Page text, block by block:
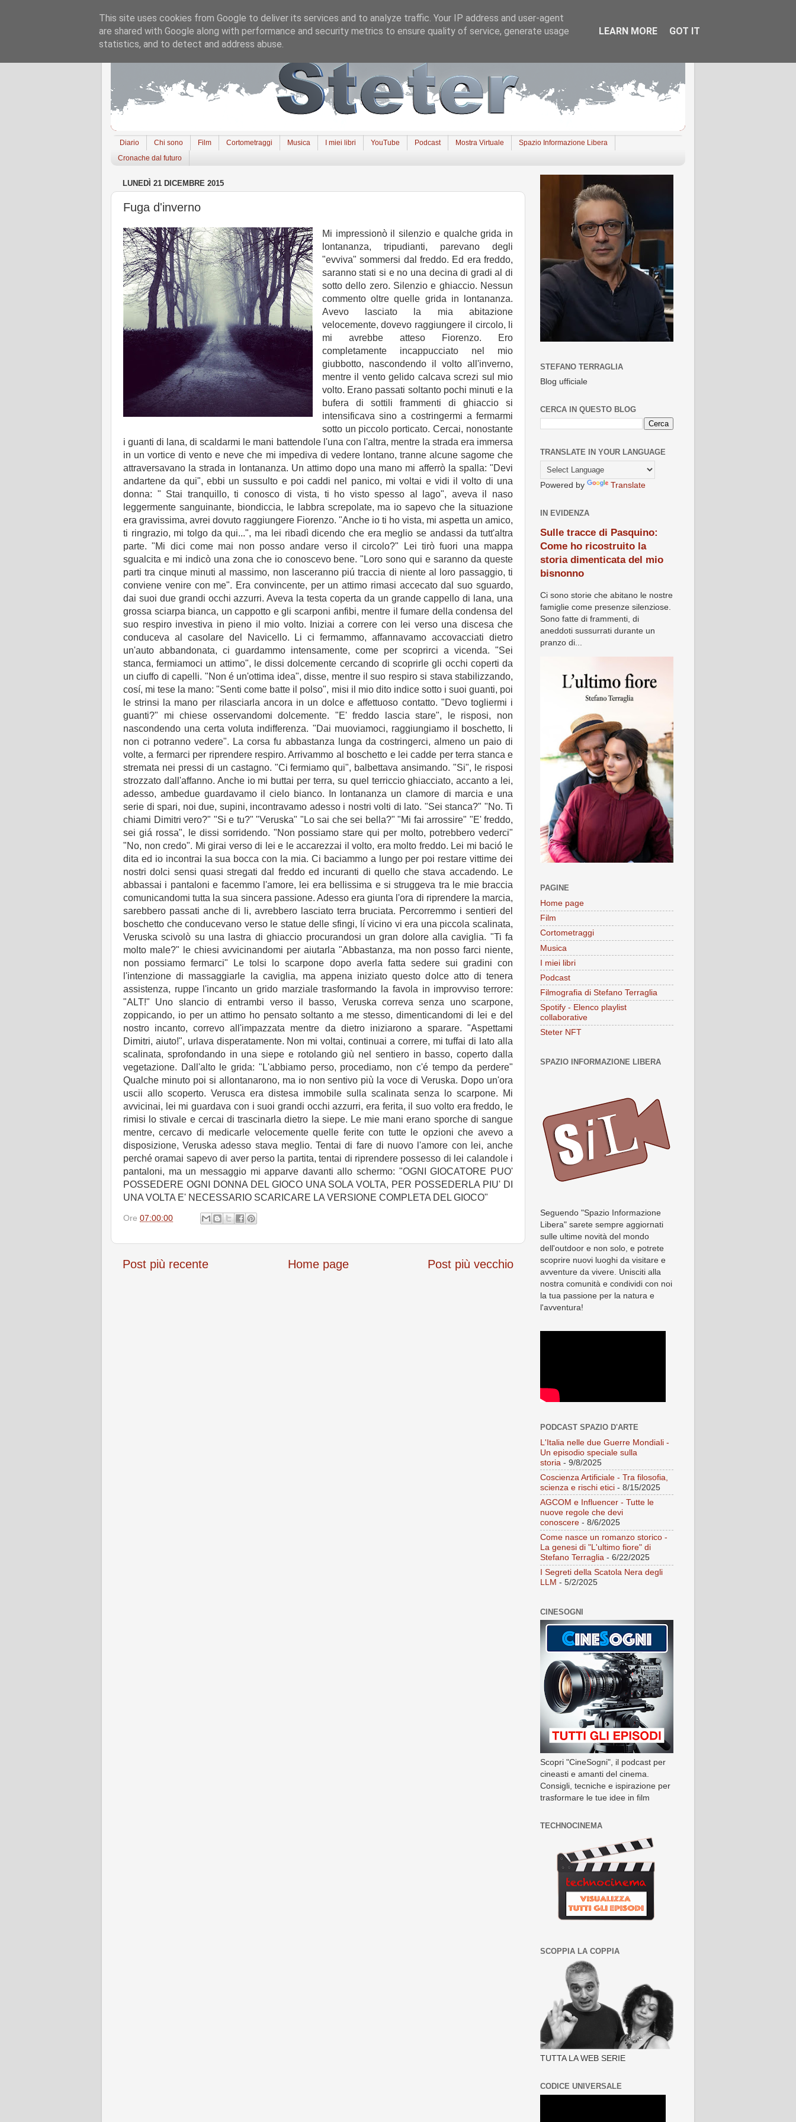
Diario Chi sono Film Cortometraggi Musica I miei libri YouTube Podcast Mostra Virtuale
Spazio Informazione Libera
Cronache dal futuro
LUNEDÌ 21 DICEMBRE 2015
Fuga d'inverno
Mi impressionò il silenzio e qualche grida in
lontananza, tripudianti, parevano degli
"evviva" sommersi dal freddo. Ed era freddo,
saranno stati si e no una decina di gradi al di
sotto dello zero. Silenzio e ghiaccio. Nessun
commento oltre quelle grida in lontananza.
Avevo lasciato la mia abitazione
velocemente, dovevo raggiungere il circolo, li
mi avrebbe atteso Fiorenzo. Ero
completamente incappucciato nel mio
giubbotto, nascondendo il volto all'inverno,
mentre il vento gelido calcava screzi sul mio
volto. Erano passati soltanto pochi minuti e la
bufera di sottili frammenti di ghiaccio si
intensificava sino a costringermi a fermarmi
sotto un piccolo porticato. Cercai, nonostante
i guanti di lana, di scaldarmi le mani battendole l'una con l'altra, mentre la strada era immersa
in un vortice di vento e neve che mi impediva di vedere lontano, tranne alcune sagome che
attraversavano la strada in lontananza. Un attimo dopo una mano mi afferrò la spalla: "Devi
andartene da qui", ebbi un sussulto e poi caddi nel panico, mi voltai e vidi il volto di una
donna: " Stai tranquillo, ti conosco di vista, ti ho visto spesso al lago", aveva il naso
leggermente sanguinante, biondiccia, le labbra screpolate, ma io sapevo che la situazione
era gravissima, avrei dovuto raggiungere Fiorenzo. "Anche io ti ho vista, mi aspetta un amico,
ti ringrazio, mi tolgo da qui...", ma lei ribadì dicendo che era meglio se andassi da tutt'altra
parte. "Mi dici come mai non posso andare verso il circolo?" Lei tirò fuori una mappa
sgualcita e mi indicò una zona che io conoscevo bene. "Loro sono qui e saranno da queste
parti tra cinque minuti al massimo, non lasceranno piú traccia di niente al loro passaggio, ti
conviene venire con me". Era convincente, per un attimo rimasi accecato dal suo sguardo,
dai suoi due grandi occhi azzurri. Aveva la testa coperta da un grande cappello di lana, una
grossa sciarpa bianca, un cappotto e gli scarponi anfibi, mentre il fumare della condensa del
suo respiro investiva in pieno il mio volto. Iniziai a correre con lei verso una discesa che
conduceva al casolare del Navicello. Li ci fermammo, affannavamo accovacciati dietro
un'auto abbandonata, ci guardammo intensamente, come per scoprirci a vicenda. "Sei
stanca, fermiamoci un attimo", le dissi dolcemente cercando di scoprirle gli occhi coperti da
un ciuffo di capelli. "Non é un'ottima idea", disse, mentre il suo respiro si stava stabilizzando,
cosí, mi tese la mano: "Senti come batte il polso", misi il mio dito indice sotto i suoi guanti, poi
le strinsi la mano per rilasciarla ancora in un dolce e affettuoso contatto. "Devo togliermi i
guanti?" mi chiese osservandomi dolcemente. "E' freddo lascia stare", le risposi, non
nascondendo una certa voluta indifferenza. "Dai muoviamoci, raggiungiamo il boschetto, li
non ci potranno vedere". La corsa fu abbastanza lunga da costringerci, almeno un paio di
volte, a fermarci per riprendere respiro. Arrivammo al boschetto e lei cadde per terra stanca e
stremata nei pressi di un castagno. "Ci fermiamo qui", balbettava ansimando. "Si", le risposi
strozzato dall'affanno. Anche io mi buttai per terra, su quel terriccio ghiacciato, accanto a lei,
adesso, ambedue guardavamo il cielo bianco. In lontananza un clamore di marcia e una
serie di spari, noi due, supini, incontravamo adesso i nostri volti di lato. "Sei stanca?" "No. Ti
chiami Dimitri vero?" "Si e tu?" "Veruska" "Lo sai che sei bella?" "Mi fai arrossire" "E' freddo,
sei giá rossa", le dissi sorridendo. "Non possiamo stare qui per molto, potrebbero vederci"
"No, non credo". Mi girai verso di lei e le accarezzai il volto, era molto freddo. Lei mi bació le
dita ed io incontrai la sua bocca con la mia. Ci baciammo a lungo per poi restare vittime dei
nostri dolci sensi quasi stregati dal freddo ed incuranti di quello che stava accadendo. Le
abbassai i pantaloni e facemmo l'amore, lei era bellissima e si struggeva tra le mie braccia
comunicandomi tutta la sua sincera passione. Adesso era giunta l'ora di riprendere la marcia,
sarebbero passati anche di li, avrebbero lasciato terra bruciata. Percorremmo i sentieri del
boschetto che conducevano verso le statue delle sfingi, lí vicino vi era una piccola scalinata,
Veruska scivolò su una lastra di ghiaccio procurandosi un gran dolore alla caviglia. "Ti fa
molto male?" le chiesi avvicinandomi per aiutarla "Abbastanza, ma non posso farci niente,
non possiamo fermarci" Le tolsi lo scarpone dopo averla fatta sedere sui gradini con
l'intenzione di massaggiarle la caviglia, ma appena iniziato questo dolce atto di tenera
assistenza, ruppe l'incanto un grido marziale trasformando la favola in improvviso terrore:
"ALT!" Uno slancio di entrambi verso il basso, Veruska correva senza uno scarpone,
zoppicando, io per un attimo ho pensato soltanto a me stesso, dimenticandomi di lei e del
nostro incanto, correvo all'impazzata mentre da dietro iniziarono a sparare. "Aspettami
Dimitri, aiuto!", urlava disperatamente. Non mi voltai, continuai a correre, mi tuffai di lato alla
scalinata, sprofondando in una siepe e rotolando giù nel sentiero in basso, coperto dalla
vegetazione. Dall'alto le grida: "L'abbiamo perso, procediamo, non c'é tempo da perdere"
Qualche minuto poi si allontanarono, ma io non sentivo più la voce di Veruska. Dopo un'ora
uscii allo scoperto. Verusca era distesa immobile sulla scalinata senza lo scarpone. Mi
avvicinai, lei mi guardava con i suoi grandi occhi azzurri, era ferita, il suo volto era freddo, le
rimisi lo stivale e cercai di trascinarla dietro la siepe. Le mie mani erano sporche di sangue
mentre, cercavo di medicarle velocemente quelle ferite con tutte le opzioni che avevo a
disposizione, Veruska adesso stava meglio. Tentai di fare di nuovo l'amore con lei, anche
perché oramai sapevo di aver perso la partita, tentai di riprendere possesso di lei calandole i
pantaloni, ma un messaggio mi apparve davanti allo schermo: "OGNI GIOCATORE PUO'
POSSEDERE OGNI DONNA DEL GIOCO UNA SOLA VOLTA, PER POSSEDERLA PIU' DI
UNA VOLTA E' NECESSARIO SCARICARE LA VERSIONE COMPLETA DEL GIOCO"
Ore 07:00:00
Post più recente Post più vecchio
Home page
STEFANO TERRAGLIA
Blog ufficiale
CERCA IN QUESTO BLOG
TRANSLATE IN YOUR LANGUAGE
Powered by Translate
IN EVIDENZA
Sulle tracce di Pasquino:
Come ho ricostruito la
storia dimenticata del mio
bisnonno
Ci sono storie che abitano le nostre
famiglie come presenze silenziose.
Sono fatte di frammenti, di
aneddoti sussurrati durante un
pranzo di...
PAGINE
Home page
Film
Cortometraggi
Musica
I miei libri
Podcast
Filmografia di Stefano Terraglia
Spotify - Elenco playlist
collaborative
Steter NFT
SPAZIO INFORMAZIONE LIBERA
Seguendo "Spazio Informazione
Libera" sarete sempre aggiornati
sulle ultime novità del mondo
dell'outdoor e non solo, e potrete
scoprire nuovi luoghi da visitare e
avventure da vivere. Unisciti alla
nostra comunità e condividi con noi
la tua passione per la natura e
l'avventura!
PODCAST SPAZIO D'ARTE
L'Italia nelle due Guerre Mondiali -
Un episodio speciale sulla
storia - 9/8/2025
Coscienza Artificiale - Tra filosofia,
scienza e rischi etici - 8/15/2025
AGCOM e Influencer - Tutte le
nuove regole che devi
conoscere - 8/6/2025
Come nasce un romanzo storico -
La genesi di "L'ultimo fiore" di
Stefano Terraglia - 6/22/2025
I Segreti della Scatola Nera degli
LLM - 5/2/2025
CINESOGNI
Scopri "CineSogni", il podcast per
cineasti e amanti del cinema.
Consigli, tecniche e ispirazione per
trasformare le tue idee in film
TECHNOCINEMA
SCOPPIA LA COPPIA
TUTTA LA WEB SERIE
CODICE UNIVERSALE
This site uses cookies from Google to deliver its services and to analyze traffic. Your IP address and user-agent
are shared with Google along with performance and security metrics to ensure quality of service, generate usage
statistics, and to detect and address abuse.
LEARN MORE GOT IT